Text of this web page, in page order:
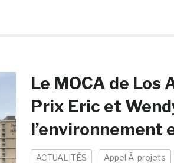
Le MOCA de Los
Prix Eric et
l’environnement
ACTUALITÉS Appel Ã projets